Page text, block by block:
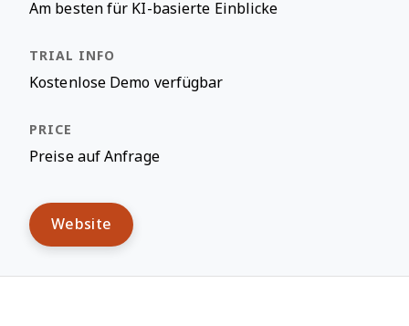
Am besten für KI-basierte Einblicke
Kostenlose Demo verfügbar
Preise auf Anfrage
Website